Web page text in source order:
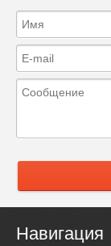
Навигация